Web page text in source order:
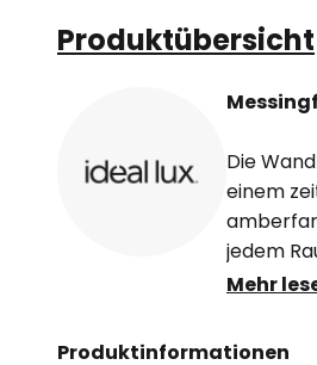
Produktübersicht
Die
einem
jedem
Mehr
Produktinformationen